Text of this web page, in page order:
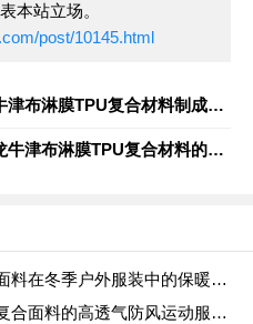
本站立场。
post/10145.html
上一篇：耐候性强：70D尼龙牛津布淋膜TPU复合材料制成的全天候充气床
下一篇：佳户外伴侣：70D尼龙牛津布淋膜TPU复合材料的高品质充气床
英杰：压花摇粒绒三层复合面料在冬季户外服装中的保暖性能优化研究
英杰：基于压花摇粒绒三层复合面料的高透气防风运动服饰开发